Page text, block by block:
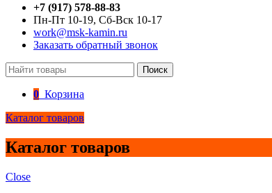
+7 (917) 578-88-83
Пн-Пт 10-19, Сб-Вск 10-17
work@msk-kamin.ru
Заказать обратный звонок
Поиск
0 Корзина
Каталог товаров
Каталог товаров
Close